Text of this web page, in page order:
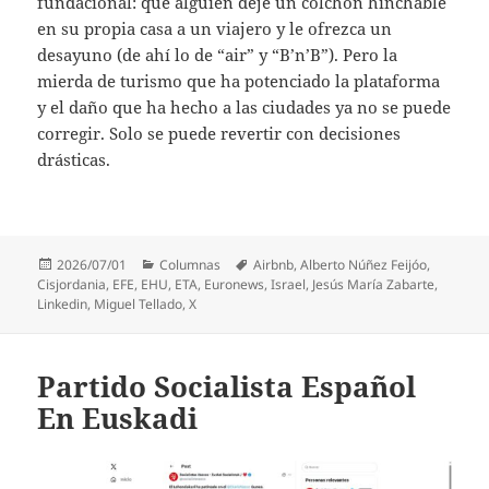
en su propia casa a un viajero y le ofrezca un
desayuno (de ahí lo de “air” y “B’n’B”). Pero la
mierda de turismo que ha potenciado la plataforma
y el daño que ha hecho a las ciudades ya no se puede
corregir. Solo se puede revertir con decisiones
drásticas.
Publicado
el
2026/07/01 Categorías
Columnas Etiquetas
Airbnb,Alberto Núñez Feijóo,
Cisjordania, EFE, EHU, ETA, Euronews,Israel, Jesús María Zabarte,
Linkedin, Miguel Tellado,X
Partido Socialista Español
En Euskadi